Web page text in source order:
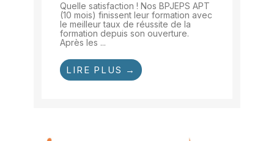
Quelle satisfaction ! Nos BPJEPS APT
(10 mois) finissent leur formation avec
le meilleur taux de réussite de la
formation depuis son ouverture.
Après les ...
LIRE PLUS →